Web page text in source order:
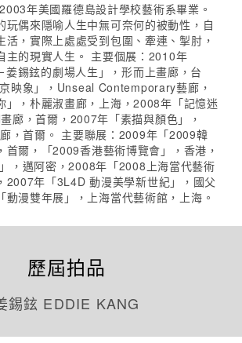
年美國羅德島設計學校藝術系畢業。
玩偶來隱喻人生中無可奈何的被動性，自
活，實際上處處受到包圍、牽連、掣肘，
主的現實人生。 主要個展：2010年
姜錫鉉的劇場人生」，形而上畫廊，台
映象」，Unseal Contemporary藝廊，
」，朴麗淑畫廊，上海，2008年「記憶迷
廊，首爾，2007年「素描與顏色」，
，首爾。 主要聯展：2009年「2009韓
首爾，「2009香港藝術博覽會」，香港，
，邁阿密，2008年「2008上海當代藝術
2007年「3L4D 動漫美學新世紀」，國父
動漫雙年展」，上海當代藝術館，上海。
歷屆拍品
錫鉉 EDDIE KANG